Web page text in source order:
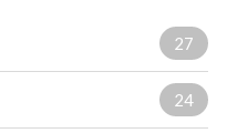
27
24